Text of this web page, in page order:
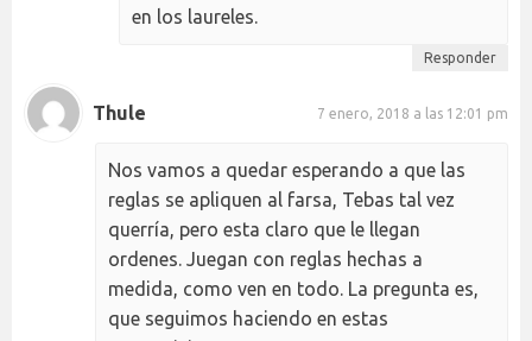
en los laureles.
Responder
Thule 7 enero, 2018 a las 12:01 pm
Nos vamos a quedar esperando a que las
reglas se apliquen al farsa, Tebas tal vez
querría, pero esta claro que le llegan
ordenes. Juegan con reglas hechas a
medida, como ven en todo. La pregunta es,
que seguimos haciendo en estas